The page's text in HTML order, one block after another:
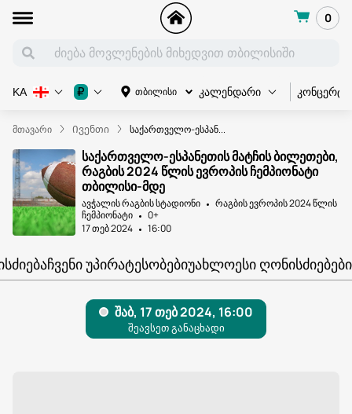
0
თბილისი კალენდარი კონცერტი
KA ₽
მთავარი Ივენთი საქართველო-ესპან...
საქართველო-ესპანეთის მატჩის ბილეთები,
რაგბის 2024 წლის ევროპის ჩემპიონატი
თბილისი-მდე
ავჭალის რაგბის სტადიონი
რაგბის ევროპის 2024 წლის
ჩემპიონატი
0+
17 თებ 2024
16:00
ᲩᲕᲔᲜᲘ ᲣᲞᲘᲠᲐᲢᲔᲡᲝᲑᲔᲑᲘᲣᲐᲮᲚᲝᲔᲡᲘ ᲦᲝᲜᲘᲡᲫᲘᲔᲑᲔᲑᲘ